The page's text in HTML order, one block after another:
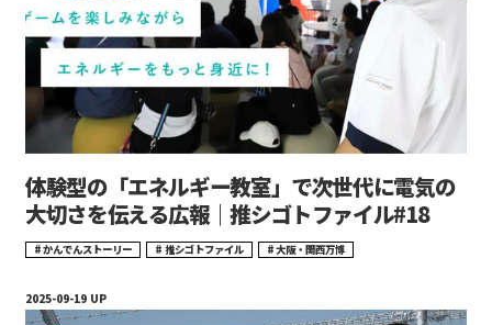
体験型の「エネルギー教室」で次世代に電気の
大切さを伝える広報｜推シゴトファイル#18
かんでんストーリー 推シゴトファイル 大阪・関西万博